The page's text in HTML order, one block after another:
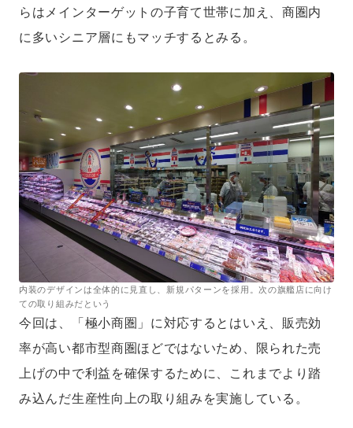
らはメインターゲットの子育て世帯に加え、商圏内
に多いシニア層にもマッチするとみる。
内装のデザインは全体的に見直し、新規パターンを採用。次の旗艦店に向け
ての取り組みだという
今回は、「極小商圏」に対応するとはいえ、販売効
率が高い都市型商圏ほどではないため、限られた売
上げの中で利益を確保するために、これまでより踏
み込んだ生産性向上の取り組みを実施している。